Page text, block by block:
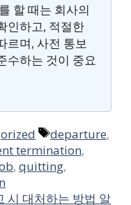
를 할 때는 회사의
인하고, 적절한
르며, 사전 통보
수하는 것이 중요
태
그
departure,
termination,
, quitting,
시 대처하는 방법 알